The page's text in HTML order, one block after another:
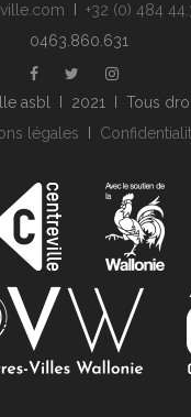
+32 (0) 484
0463.860.631
asbl I 2021 I Tous
légales